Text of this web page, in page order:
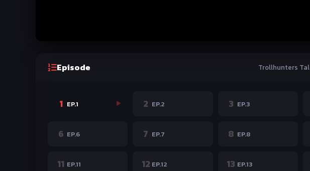
Episode
1 EP.1 2 EP.2 3 EP.3
6 EP.6 7 EP.7 8 EP.8
11 EP.11 12 EP.12 13 EP.13